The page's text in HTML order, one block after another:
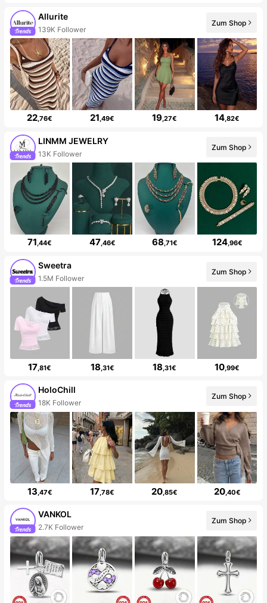
Allurite
139K Follower
Zum Shop
22,76€ 21,49€ 19,27€ 14,82€
LINMM JEWELRY
13K Follower
Zum Shop
71,44€ 47,46€ 68,71€ 124,96€
Sweetra
1.5M Follower
Zum Shop
17 ,81€ 18 ,31€ 18 ,31€ 10 ,99€
HoloChill
18K Follower
Zum Shop
13 ,47€ 17 ,78€ 20 ,85€ 20,40€
VANKOL
2.7K Follower
Zum Shop